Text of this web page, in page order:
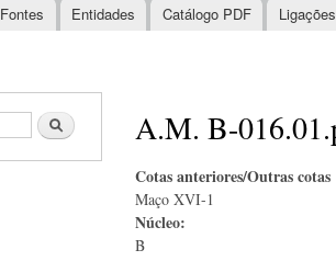
Fontes Entidades Catálogo PDF
Search A.M. B-
Cotas anteriores/Outras
Maço XVI-1
Núcleo:
B